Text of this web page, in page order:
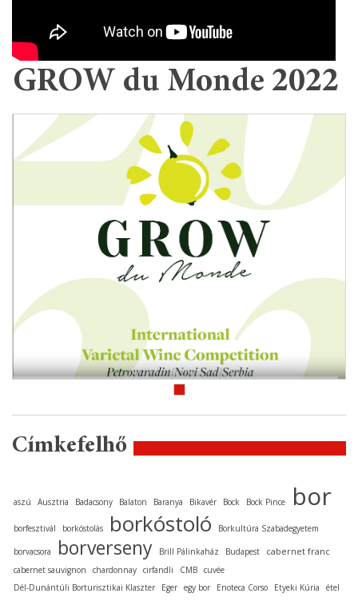
GROW du Monde 2022
Címkefelhő
aszú Ausztria Badacsony Balaton Baranya Bikavér Bock Bock Pince bor
borfesztivál borkóstolás borkóstoló Borkultúra Szabadegyetem
borvacsora borverseny Brill Pálinkaház Budapest cabernet franc
cabernet sauvignon chardonnay cirfandli CMB cuvée
Dél-Dunántúli Borturisztikai Klaszter
Eger egy bor Enoteca Corso Etyeki Kúria
étel